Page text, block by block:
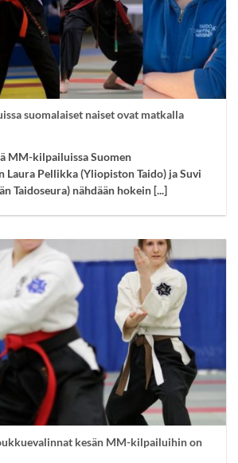
suomalaiset naiset ovat matkalla
MM-kilpailuissa Suomen
Laura Pellikka (Yliopiston Taido) ja Suvi
Taidoseura) nähdään hokein [...]
kesän MM-kilpailuihin on